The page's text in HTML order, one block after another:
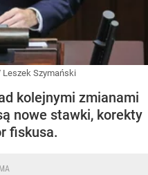
Leszek Szymański
kolejnymi zmianami
nowe stawki, korekty
fiskusa.